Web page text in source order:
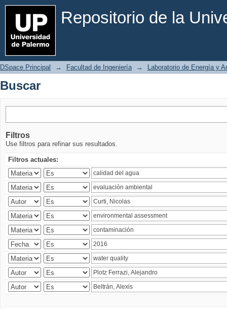
Repositorio de la
Buscar
DSpace Principal → Facultad de Ingeniería → Laboratorio de Energía y
Buscar
Filtros
Use filtros para refinar sus resultados.
Filtros actuales: